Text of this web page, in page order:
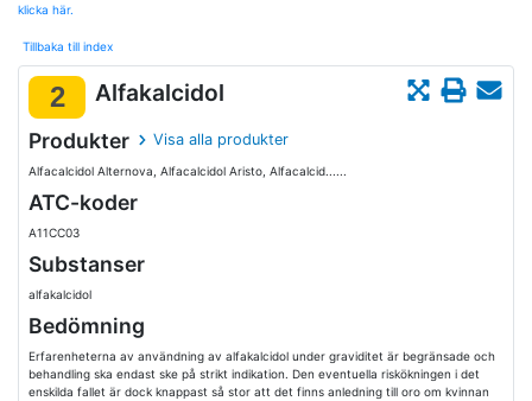
klicka här.
Tillbaka till index
2 Alfakalcidol
Produkter Visa alla produkter
Alfacalcidol Alternova, Alfacalcidol Aristo, Alfacalcid......
ATC-koder
A11CC03
Substanser
alfakalcidol
Bedömning
Erfarenheterna av användning av alfakalcidol under graviditet är begränsade och
behandling ska endast ske på strikt indikation. Den eventuella riskökningen i det
enskilda fallet är dock knappast så stor att det finns anledning till oro om kvinnan